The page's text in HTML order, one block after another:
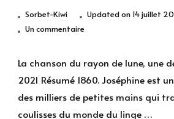
Sorbet-Kiwi Updated on 14 juillet
Un commentairesur
rayon
de
lune
La chanson du rayon de lune, une
2021 Résumé 1860. Joséphine est
des milliers de petites mains qui
coulisses du monde du linge …